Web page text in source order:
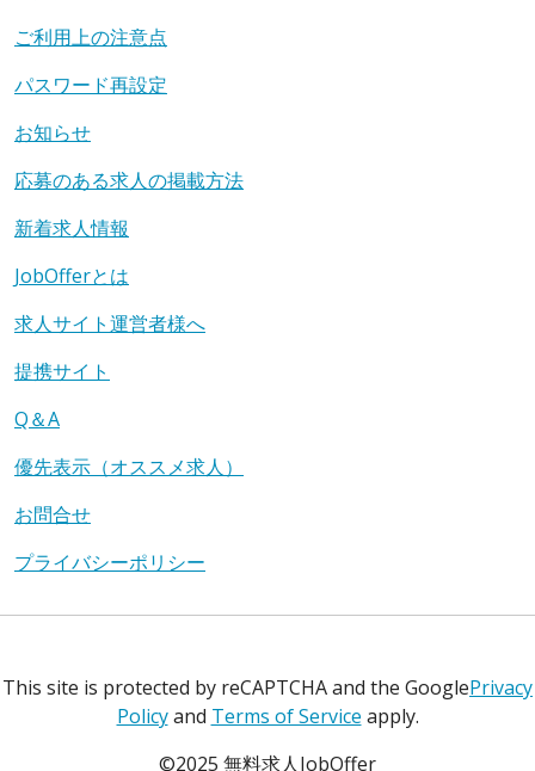
ご利用上の注意点
パスワード再設定
お知らせ
応募のある求人の掲載方法
新着求人情報
JobOfferとは
求人サイト運営者様へ
提携サイト
Q＆A
優先表示（オススメ求人）
お問合せ
プライバシーポリシー
This site is protected by reCAPTCHA and the GooglePrivacy
Policyand Terms of Service apply.
©2025 無料求人JobOffer